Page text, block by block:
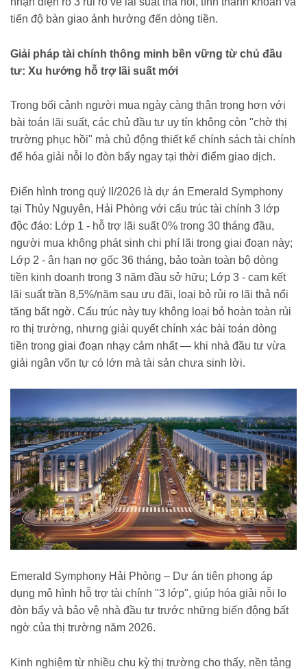
tiến độ bàn giao ảnh hưởng đến dòng tiền.
Giải pháp tài chính thông minh bền vững từ chủ đầu
tư: Xu hướng hỗ trợ lãi suất mới
Trong bối cảnh người mua ngày càng thận trọng hơn với
bài toán lãi suất, các chủ đầu tư uy tín không còn "chờ thị
trường phục hồi" mà chủ động thiết kế chính sách tài chính
để hóa giải nỗi lo đòn bẩy ngay tại thời điểm giao dịch.
Điển hình trong quý II/2026 là dự án Emerald Symphony
tại Thủy Nguyên, Hải Phòng với cấu trúc tài chính 3 lớp
độc đáo: Lớp 1 - hỗ trợ lãi suất 0% trong 30 tháng đầu,
người mua không phát sinh chi phí lãi trong giai đoạn này;
Lớp 2 - ân hạn nợ gốc 36 tháng, bảo toàn toàn bộ dòng
tiền kinh doanh trong 3 năm đầu sở hữu; Lớp 3 - cam kết
lãi suất trần 8,5%/năm sau ưu đãi, loại bỏ rủi ro lãi thả nổi
tăng bất ngờ. Cấu trúc này tuy không loại bỏ hoàn toàn rủi
ro thị trường, nhưng giải quyết chính xác bài toán dòng
tiền trong giai đoạn nhạy cảm nhất — khi nhà đầu tư vừa
giải ngân vốn tự có lớn mà tài sản chưa sinh lời.
Emerald Symphony Hải Phòng – Dự án tiên phong áp
dụng mô hình hỗ trợ tài chính "3 lớp", giúp hóa giải nỗi lo
đòn bẩy và bảo vệ nhà đầu tư trước những biến động bất
ngờ của thị trường năm 2026.
Kinh nghiệm từ nhiều chu kỳ thị trường cho thấy, nền tảng